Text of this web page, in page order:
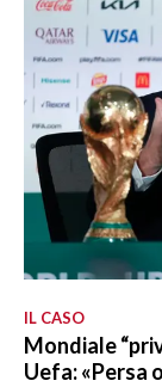
IL CASO
Mondiale
Uefa: «Persa